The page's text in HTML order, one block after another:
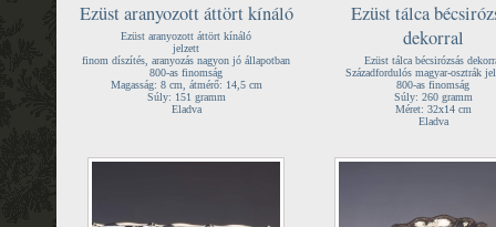
Ezüst aranyozott áttört kínáló
Ezüst aranyozott áttört kínáló
jelzett
finom díszítés, aranyozás nagyon jó állapotban
800-as finomság
Magasság: 8 cm, átmérő: 14,5 cm
Súly: 151 gramm
Eladva
Ezüst tálca
dekorral
Ezüst tálca bécsirózsás
Századfordulós magyar-osztrák
800-as finomság
Súly: 260 gramm
Méret: 32x14 cm
Eladva